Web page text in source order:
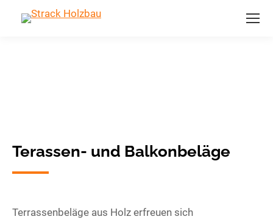
Terassen- und Balkonbeläge
Terrassenbeläge aus Holz erfreuen sich